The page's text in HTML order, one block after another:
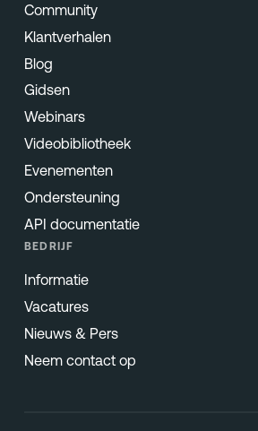
Community
Klantverhalen
Blog
Gidsen
Webinars
Videobibliotheek
Evenementen
Ondersteuning
API documentatie
BEDRIJF
Informatie
Vacatures
Nieuws & Pers
Neem contact op